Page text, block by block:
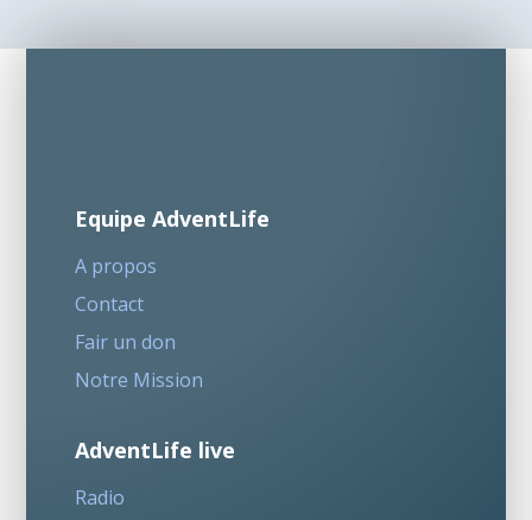
Equipe AdventLife
A propos
Contact
Fair un don
Notre Mission
AdventLife live
Radio